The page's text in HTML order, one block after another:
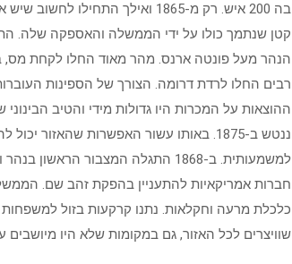
בה 200 איש. רק מ-1865 ואילך
קטן שנתמך כולו על ידי הממשלה והאספקה שלה.
רבים החלו לרדת דרומה. הצורך של הספינות
ההוצאות על המכרות היו גדולות מידי והטיב
ננטש ב-1875. באותו עשור האפשרות
חברות אמריקאיות להתעניין בהפקת זהב שם.
כלכלת מרעה וחקלאות. נתנו קרקעות בזול למשפחות
שוויצרים לכל האזור, גם במקומות שלא היו מיושבים